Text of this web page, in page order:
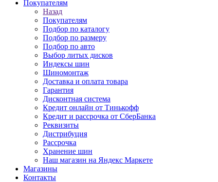
Покупателям
Назад
Покупателям
Подбор по каталогу
Подбор по размеру
Подбор по авто
Выбор литых дисков
Индексы шин
Шиномонтаж
Доставка и оплата товара
Гарантия
Дисконтная система
Кредит онлайн от Тинькофф
Кредит и рассрочка от СберБанка
Реквизиты
Дистрибуция
Рассрочка
Хранение шин
Наш магазин на Яндекс Маркете
Магазины
Контакты